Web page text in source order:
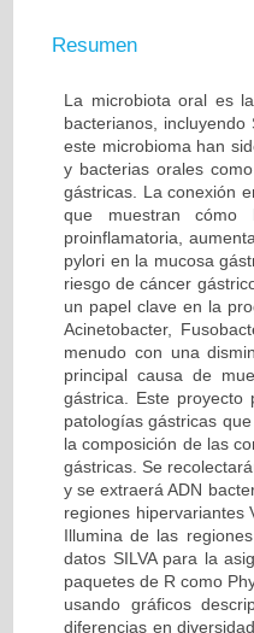
Resumen
La microbiota oral es
bacterianos, incluyendo
este microbioma han
y bacterias orales
gástricas. La conexión
que muestran cómo
proinflamatoria,
pylori en la mucosa
riesgo de cáncer
un papel clave en la
Acinetobacter,
menudo con una
principal causa de
gástrica. Este proyecto
patologías gástricas
la composición de las
gástricas. Se
y se extraerá ADN
regiones hipervariantes
Illumina de las
datos SILVA para la
paquetes de R como
usando gráficos
diferencias en